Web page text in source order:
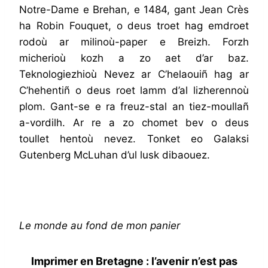
Notre-Dame e Brehan, e 1484, gant Jean Crès
ha Robin Fouquet, o deus troet hag emdroet
rodoù ar milinoù-paper e Breizh. Forzh
micherioù kozh a zo aet d’ar baz.
Teknologiezhioù Nevez ar C’helaouiñ hag ar
C’hehentiñ o deus roet lamm d’al lizherennoù
plom. Gant-se e ra freuz-stal an tiez-moullañ
a-vordilh. Ar re a zo chomet bev o deus
toullet hentoù nevez. Tonket eo Galaksi
Gutenberg McLuhan d’ul lusk dibaouez.
Le monde au fond de mon panier
Imprimer en Bretagne : l’avenir n’est pas